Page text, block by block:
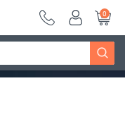
Дізнатись більше
0